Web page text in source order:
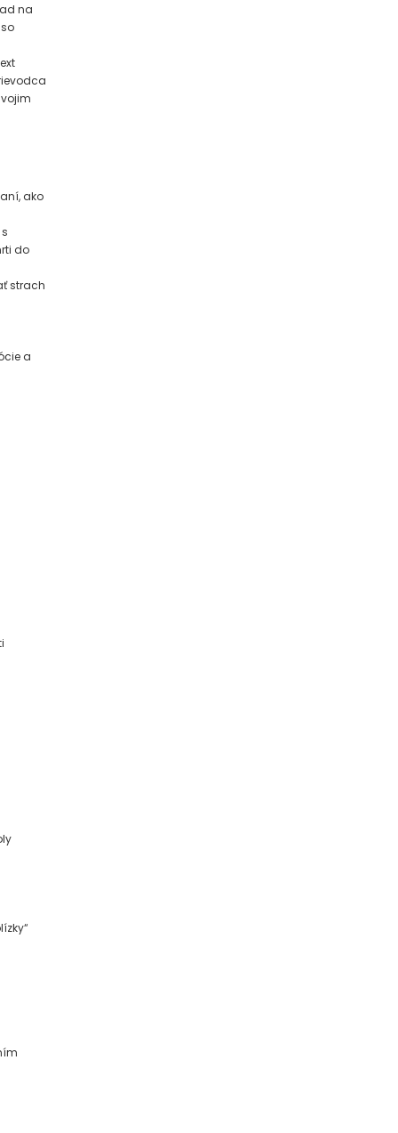
na
ako
do
strach
a